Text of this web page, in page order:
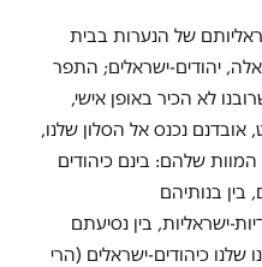
של הנערות בבית
יהודים-ישראלים; התפר
לא הכיר באופן אישי,
נכנס אל הסלון שלנו,
שלהם: בינם כיהודים
בין בנותיהם
ישראליות, בין נסיעתם
שלנו כיהודים-ישראלים (הרי